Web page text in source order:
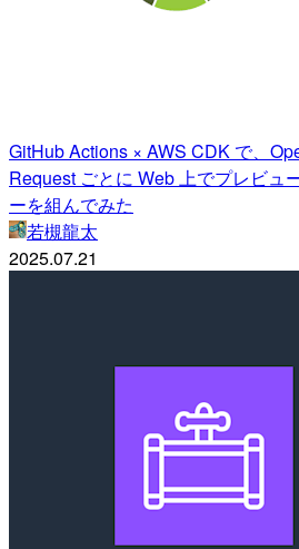
GitHub Actions × AWS CDK で、
Request ごとに Web 上でプレビュ
ーを組んでみた
若槻龍太
2025.07.21